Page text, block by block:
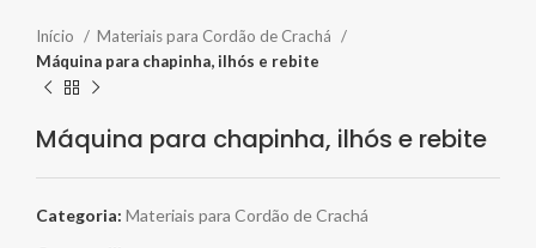
Início
Materiais para Cordão de Crachá
Máquina para chapinha, ilhós e rebite
Máquina para chapinha, ilhós e rebite
Categoria: Materiais para Cordão de Crachá